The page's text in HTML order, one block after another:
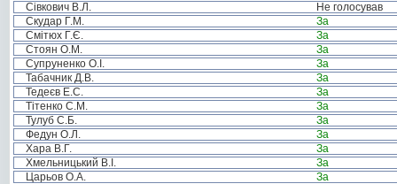
Сівкович В.Л.
Не голосував
Скудар Г.М.
За
Смітюх Г.Є.
За
Стоян О.М.
За
Супруненко О.І.
За
Табачник Д.В.
За
Тедеєв Е.С.
За
Тітенко С.М.
За
Тулуб С.Б.
За
Федун О.Л.
За
Хара В.Г.
За
Хмельницький В.І.
За
Царьов О.А.
За